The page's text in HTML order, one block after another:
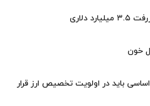
دلاری
خون
اساسی باید در اولویت تخصیص ارز قرار